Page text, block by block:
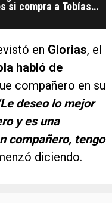
si compra a Tobías
en Glorias, el
habló de
compañero en su
deseo lo mejor
y es una
compañero, tengo
diciendo.